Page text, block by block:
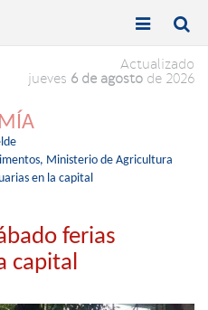
Toggle

Toggle

Actualizado
jueves 6 de agosto de 2026
Ministerio de Agricultura
en la capital
ferias
capital